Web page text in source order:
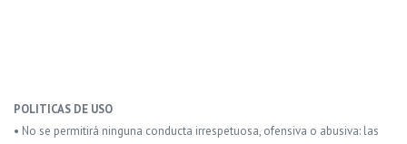
POLITICAS DE USO
• No se permitirá ninguna conducta irrespetuosa, ofensiva o abusiva: las